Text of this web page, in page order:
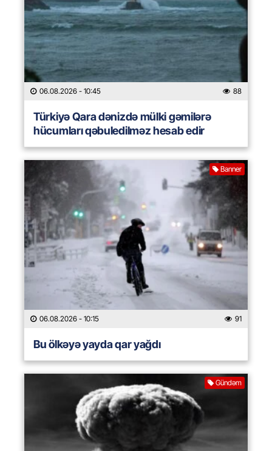
06.08.2026 - 10:45 88
Türkiyə Qara dənizdə mülki gəmilərə
hücumları qəbuledilməz hesab edir
Banner
06.08.2026 - 10:15 91
Bu ölkəyə yayda qar yağdı
Gündəm